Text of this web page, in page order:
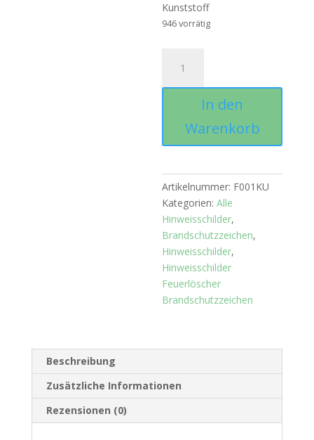
Kunststoff
946 vorrätig
"Feuerlöscher",
Kunststoffplatte
In den
Warenkorb
Artikelnummer: F001KU
Kategorien:Alle
Hinweisschilder,
Brandschutzzeichen,
Hinweisschilder,
Hinweisschilder
Feuerlöscher
Brandschutzzeichen
Beschreibung
Zusätzliche Informationen
Rezensionen (0)